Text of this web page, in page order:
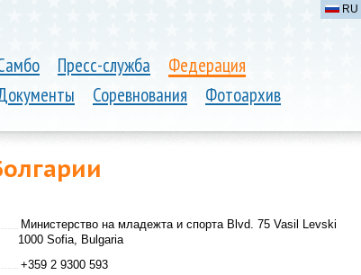
Пресс-служба
Федерация
Соревнования Фотоархив
RU
Министерство на младежта и спорта Blvd. 75 Vasil Levski
1000 Sofia, Bulgaria
+359 2 9300 593